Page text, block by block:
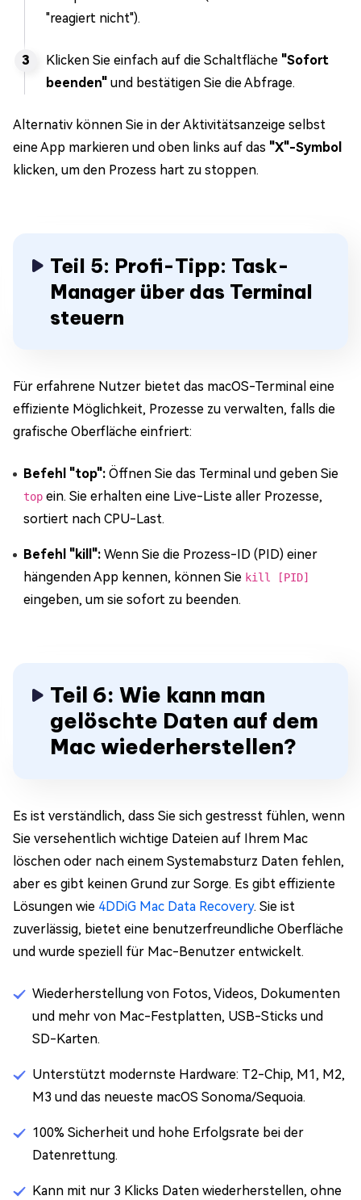
"reagiert nicht").
Klicken Sie einfach auf die Schaltfläche "Sofort
beenden" und bestätigen Sie die Abfrage.
Alternativ können Sie in der Aktivitätsanzeige selbst
eine App markieren und oben links auf das "X"-Symbol
klicken, um den Prozess hart zu stoppen.
Teil 5: Profi-Tipp: Task-
Manager über das Terminal
steuern
Für erfahrene Nutzer bietet das macOS-Terminal eine
effiziente Möglichkeit, Prozesse zu verwalten, falls die
grafische Oberfläche einfriert:
Befehl "top": Öffnen Sie das Terminal und geben Sie
top ein. Sie erhalten eine Live-Liste aller Prozesse,
sortiert nach CPU-Last.
Befehl "kill": Wenn Sie die Prozess-ID (PID) einer
hängenden App kennen, können Sie kill [PID]
eingeben, um sie sofort zu beenden.
Teil 6: Wie kann man
gelöschte Daten auf dem
Mac wiederherstellen?
Es ist verständlich, dass Sie sich gestresst fühlen, wenn
Sie versehentlich wichtige Dateien auf Ihrem Mac
löschen oder nach einem Systemabsturz Daten fehlen,
aber es gibt keinen Grund zur Sorge. Es gibt effiziente
Lösungen wie 4DDiG Mac Data Recovery. Sie ist
zuverlässig, bietet eine benutzerfreundliche Oberfläche
und wurde speziell für Mac-Benutzer entwickelt.
Wiederherstellung von Fotos, Videos, Dokumenten
und mehr von Mac-Festplatten, USB-Sticks und
SD-Karten.
Unterstützt modernste Hardware: T2-Chip, M1, M2,
M3 und das neueste macOS Sonoma/Sequoia.
100% Sicherheit und hohe Erfolgsrate bei der
Datenrettung.
Kann mit nur 3 Klicks Daten wiederherstellen, ohne